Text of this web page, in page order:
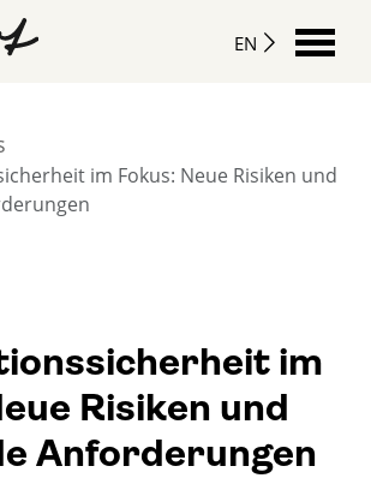
EN
im Fokus: Neue Risiken und
im
Risiken und
Anforderungen